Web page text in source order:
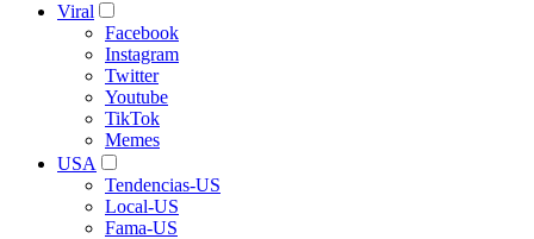
Viral
Facebook
Instagram
Twitter
Youtube
TikTok
Memes
USA
Tendencias-US
Local-US
Fama-US